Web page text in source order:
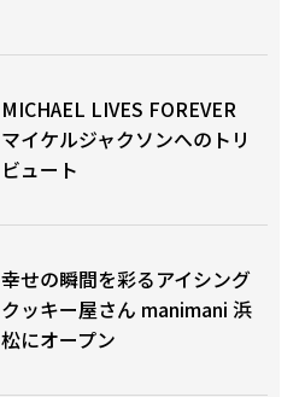
MICHAEL LIVES FOREVER
マイケルジャクソンへのトリ
ビュート
幸せの瞬間を彩るアイシング
クッキー屋さん manimani 浜
松にオープン